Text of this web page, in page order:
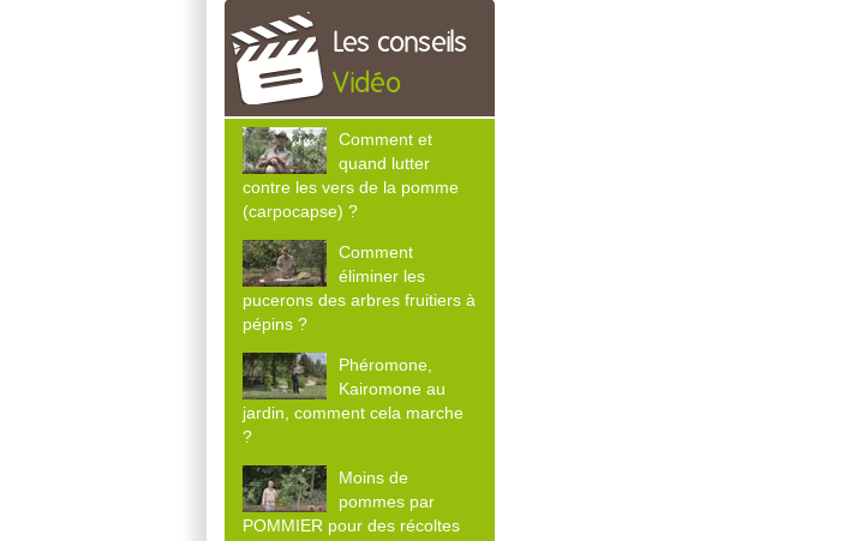
Les conseils
Vidéo
Comment et
quand lutter
contre les vers de la pomme
(carpocapse) ?
Comment
éliminer les
pucerons des arbres fruitiers à
pépins ?
Phéromone,
Kairomone au
jardin, comment cela marche
?
Moins de
pommes par
POMMIER pour des récoltes